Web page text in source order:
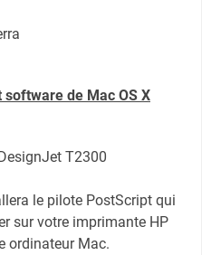
software de Mac OS X
T2300
le pilote PostScript qui
sur votre imprimante HP
ordinateur Mac.